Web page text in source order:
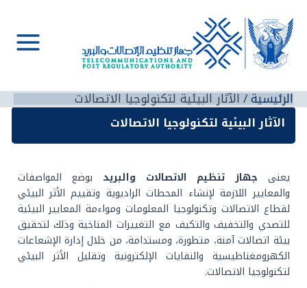
إلى
المحتوى
Main
الرئيسية ‫الآثار ‬‫البيئية‬ ‫لتكنولوجيا‬ ‫الاتصالات‬
‫الآثار ‬‫البيئية‬ ‫لتكنولوجيا‬ ‫الاتصالات‬
يعنى جهاز تنظيم الاتصالات والبريد بوضع المواصفات
والمعايير اللازمة لإنشاء المحطات الراديوية وتقييم الأثر البيئي
لقطاع الاتصالات وتكنولوجيا المعلومات ومواءمة المعايير البيئية
للتصدي والتخفيف والتكيف مع التغييرات المناخية وذلك لتحقيق
بيئة اتصالات آمنة، متطورة، ومستدامة، من خلال إدارة الإشعاعات
الكهرومغناطيسية والنفايات الإلكترونية وتقليل الأثر البيئي
لتكنولوجيا الاتصالات.